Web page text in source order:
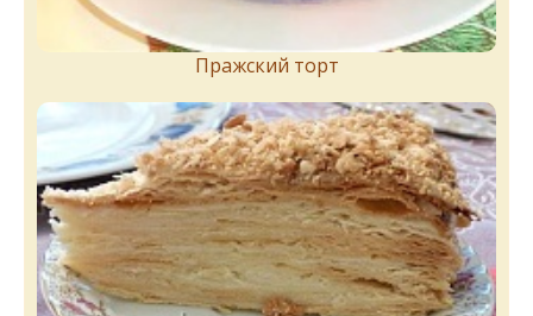
Пражский торт